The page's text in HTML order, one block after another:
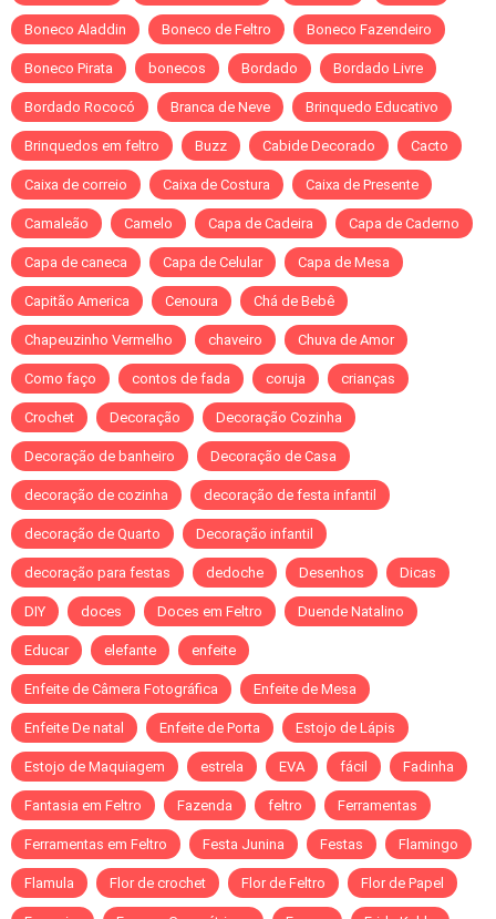
Boneco Aladdin Boneco de Feltro Boneco Fazendeiro
Boneco Pirata bonecos Bordado Bordado Livre
Bordado Rococó Branca de Neve Brinquedo Educativo
Brinquedos em feltro Buzz Cabide Decorado Cacto
Caixa de correio Caixa de Costura Caixa de Presente
Camaleão Camelo Capa de Cadeira Capa de Caderno
Capa de caneca Capa de Celular Capa de Mesa
Capitão America Cenoura Chá de Bebê
Chapeuzinho Vermelho chaveiro Chuva de Amor
Como faço contos de fada coruja crianças
Crochet Decoração Decoração Cozinha
Decoração de banheiro Decoração de Casa
decoração de cozinha decoração de festa infantil
decoração de Quarto Decoração infantil
decoração para festas dedoche Desenhos Dicas
DIY doces Doces em Feltro Duende Natalino
Educar elefante enfeite
Enfeite de Câmera Fotográfica Enfeite de Mesa
Enfeite De natal Enfeite de Porta Estojo de Lápis
Estojo de Maquiagem estrela EVA fácil Fadinha
Fantasia em Feltro Fazenda feltro Ferramentas
Ferramentas em Feltro Festa Junina Festas Flamingo
Flamula Flor de crochet Flor de Feltro Flor de Papel